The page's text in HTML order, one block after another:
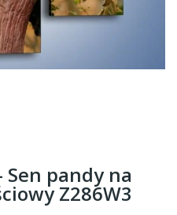
Sen pandy na
Z286W3